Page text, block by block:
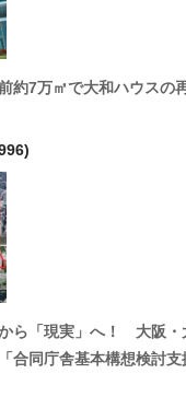
約7万㎡で大和ハウスの
ら「現実」へ！ 大阪・
合同庁舎基本構想検討